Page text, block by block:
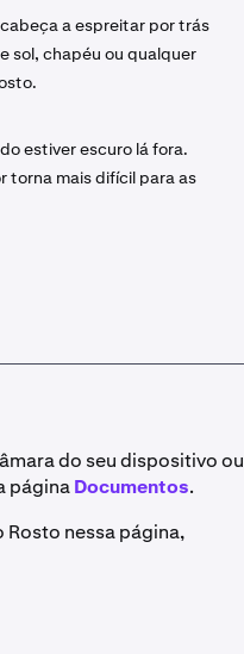
a espreitar por trás
sol, chapéu ou qualquer
estiver escuro lá fora.
torna mais difícil para as
do seu dispositivo ou
páginaDocumentos.
Rosto nessa página,